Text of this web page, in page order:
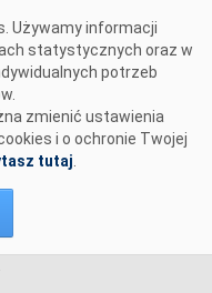
Używamy informacji
statystycznych oraz w
potrzeb
zmienić ustawienia
i o ochronie Twojej
tutaj